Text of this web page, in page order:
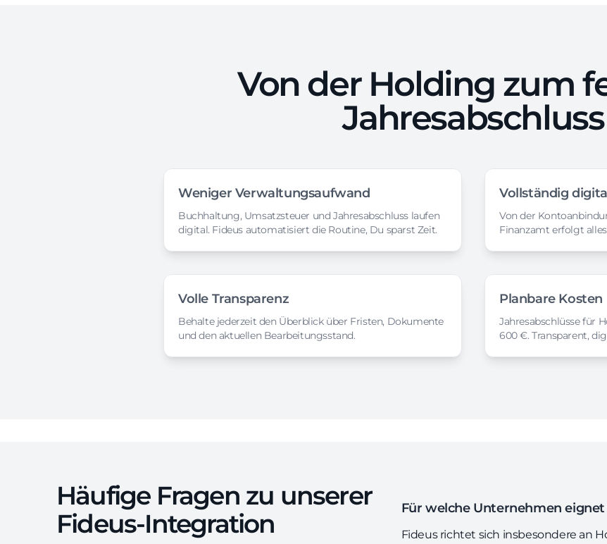
Von der Holding zum
Jahresabschluss
Weniger Verwaltungsaufwand
Buchhaltung, Umsatzsteuer und Jahresabschluss laufen
digital. Fideus automatisiert die Routine, Du sparst Zeit.
Vollständig
Von der
Finanzamt erfolgt
Volle Transparenz
Behalte jederzeit den Überblick über Fristen, Dokumente
und den aktuellen Bearbeitungsstand.
Planbare Kosten
Jahresabschlüsse für
600 €. Transparent,
Häufige Fragen zu unserer
Fideus-Integration
Für welche Unternehmen eignet
Fideus richtet sich insbesondere an